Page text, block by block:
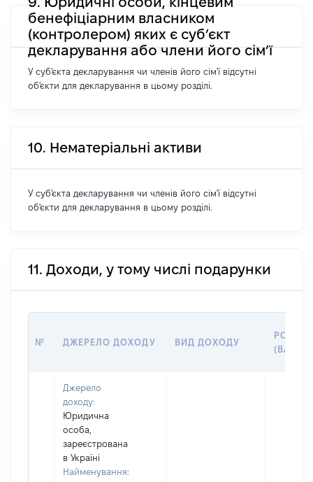
бенефіціарним власником
(контролером) яких є суб’єкт
декларування або члени його сім’ї
У суб'єкта декларування чи членів його сім'ї відсутні
об'єкти для декларування в цьому розділі.
10. Нематеріальні активи
У суб'єкта декларування чи членів його сім'ї відсутні
об'єкти для декларування в цьому розділі.
11. Доходи, у тому числі подарунки
№ ДЖЕРЕЛО ДОХОДУ ВИД ДОХОДУ
РОЗМІР
Джерело
доходу:
Юридична
особа,
зареєстрована
в Україні
Найменування: